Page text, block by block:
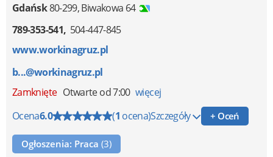
Gdańsk80-299,Biwakowa 64
789-353-541 504-447-845
www.workinagruz.pl
b...@workinagruz.pl
Zamknięte Otwarte od 7:00 więcej
Ocena6.0 (1 ocena)Szczegóły + Oceń
Ogłoszenia: Praca (3)